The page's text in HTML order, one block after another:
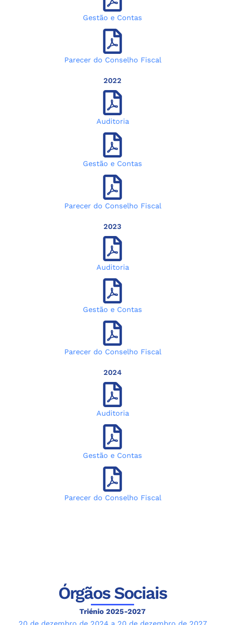
Gestão e Contas
Parecer do Conselho Fiscal
2022
Auditoria
Gestão e Contas
Parecer do Conselho Fiscal
2023
Auditoria
Gestão e Contas
Parecer do Conselho Fiscal
2024
Auditoria
Gestão e Contas
Parecer do Conselho Fiscal
Órgãos Sociais
Triénio 2025-2027